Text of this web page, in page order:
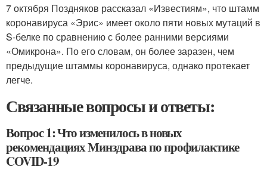
7 октября Поздняков рассказал «Известиям», что штамм
коронавируса «Эрис» имеет около пяти новых мутаций в
S-белке по сравнению с более ранними версиями
«Омикрона». По его словам, он более заразен, чем
предыдущие штаммы коронавируса, однако протекает
легче.
Связанные вопросы и ответы:
Вопрос 1: Что изменилось в новых
рекомендациях Минздрава по профилактике
COVID-19